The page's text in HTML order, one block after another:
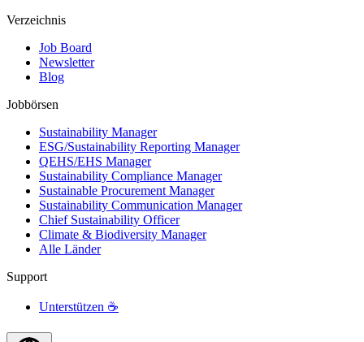
Verzeichnis
Job Board
Newsletter
Blog
Jobbörsen
Sustainability Manager
ESG/Sustainability Reporting Manager
QEHS/EHS Manager
Sustainability Compliance Manager
Sustainable Procurement Manager
Sustainability Communication Manager
Chief Sustainability Officer
Climate & Biodiversity Manager
Alle Länder
Support
Unterstützen ☕